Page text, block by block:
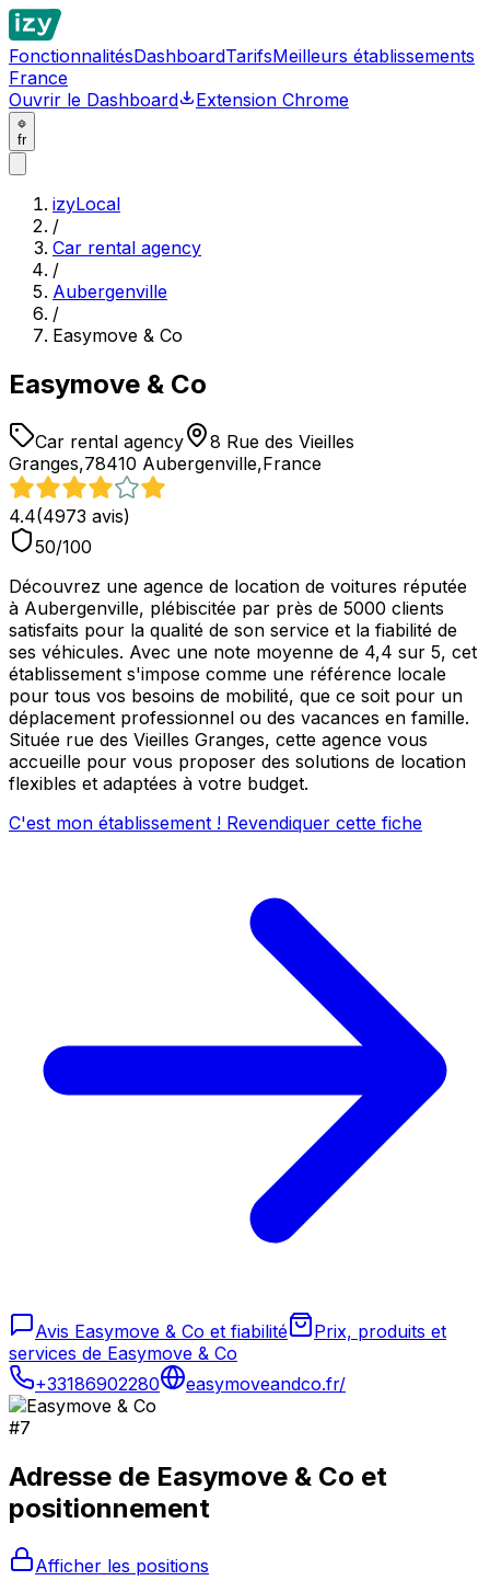
FonctionnalitésDashboardTarifsMeilleurs établissements
France
Ouvrir le Dashboard
Extension Chrome
fr
izyLocal
/
Car rental agency
/
Aubergenville
/
Easymove & Co
Easymove & Co
Car rental agency
8 Rue des Vieilles
Granges,78410 Aubergenville,France
4.4(4973 avis)
50/100
Découvrez une agence de location de voitures réputée
à Aubergenville, plébiscitée par près de 5000 clients
satisfaits pour la qualité de son service et la fiabilité de
ses véhicules. Avec une note moyenne de 4,4 sur 5, cet
établissement s'impose comme une référence locale
pour tous vos besoins de mobilité, que ce soit pour un
déplacement professionnel ou des vacances en famille.
Située rue des Vieilles Granges, cette agence vous
accueille pour vous proposer des solutions de location
flexibles et adaptées à votre budget.
C'est mon établissement ! Revendiquer cette fiche
Avis Easymove & Co et fiabilité
Prix, produits et
services de Easymove & Co
+33186902280
easymoveandco.fr/
#7
Adresse de Easymove & Co et
positionnement
Afficher les positions